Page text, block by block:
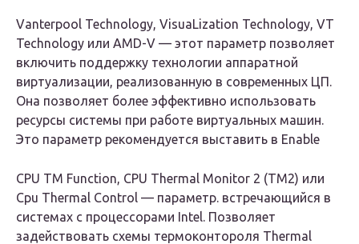
Vanterpool Technology, VisuaLization Technology, VT
Technology или AMD-V — этот параметр позволяет
включить поддержку технологии аппаратной
виртуализации, реализованную в современных ЦП.
Она позволяет более эффективно использовать
ресурсы системы при работе виртуальных машин.
Это параметр рекомендуется выставить в Enable
CPU TM Function, CPU Thermal Monitor 2 (TM2) или
Cpu Thermal Control — параметр. встречающийся в
системах с процессорами Intеl. Позволяет
задействовать схемы термоконтороля Тhermal